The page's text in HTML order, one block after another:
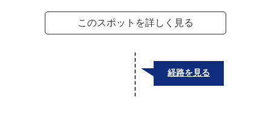
このスポットを詳しく見る
経路を見る